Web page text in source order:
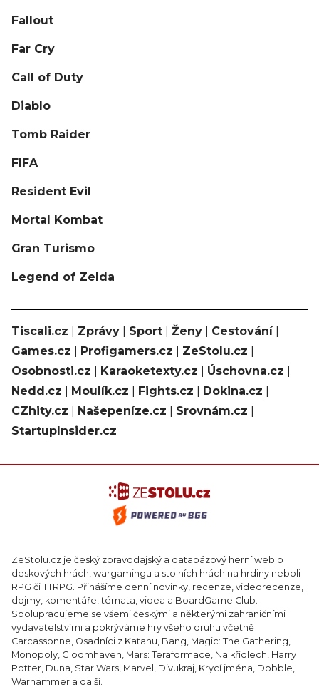
Fallout
Far Cry
Call of Duty
Diablo
Tomb Raider
FIFA
Resident Evil
Mortal Kombat
Gran Turismo
Legend of Zelda
Tiscali.cz Zprávy Sport Ženy Cestování|
Games.cz
Profigamers.cz ZeStolu.cz
Osobnosti.cz
Karaoketexty.cz Úschovna.cz
Nedd.cz
Moulík.cz Fights.cz Dokina.cz
CZhity.cz
Našepeníze.cz Srovnám.cz
StartupInsider.cz
ZeStolu.cz je český zpravodajský a databázový herní web o
deskových hrách, wargamingu a stolních hrách na hrdiny neboli
RPG či TTRPG. Přinášíme denní novinky, recenze, videorecenze,
dojmy, komentáře, témata, videa a BoardGame Club.
Spolupracujeme se všemi českými a některými zahraničními
vydavatelstvími a pokrýváme hry všeho druhu včetně
Carcassonne, Osadníci z Katanu, Bang, Magic: The Gathering,
Monopoly, Gloomhaven, Mars: Teraformace, Na křídlech, Harry
Potter, Duna, Star Wars, Marvel, Divukraj, Krycí jména, Dobble,
Warhammer a další.